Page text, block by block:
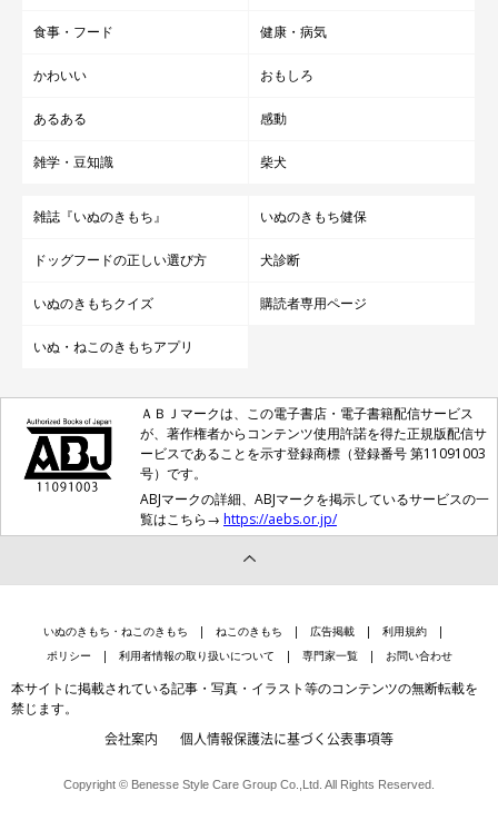
食事・フード 健康・病気
かわいい おもしろ
あるある 感動
雑学・豆知識 柴犬
雑誌『いぬのきもち』 いぬのきもち健保
ドッグフードの正しい選び方 犬診断
いぬのきもちクイズ 購読者専用ページ
いぬ・ねこのきもちアプリ
ＡＢＪマークは、この電子書店・電子書籍配信サービス
が、著作権者からコンテンツ使用許諾を得た正規版配信サ
ービスであることを示す登録商標（登録番号 第11091003
号）です。
ABJマークの詳細、ABJマークを掲示しているサービスの一
覧はこちら→ https://aebs.or.jp/
いぬのきもち・ねこのきもち ねこのきもち 広告掲載
利用規約
ポリシー
利用者情報の取り扱いについて 専門家一覧 お問い合わせ
本サイトに掲載されている記事・写真・イラスト等のコンテンツの無断転載を
禁じます。
会社案内 個人情報保護法に基づく公表事項等
Copyright © Benesse Style Care Group Co.,Ltd. All Rights Reserved.